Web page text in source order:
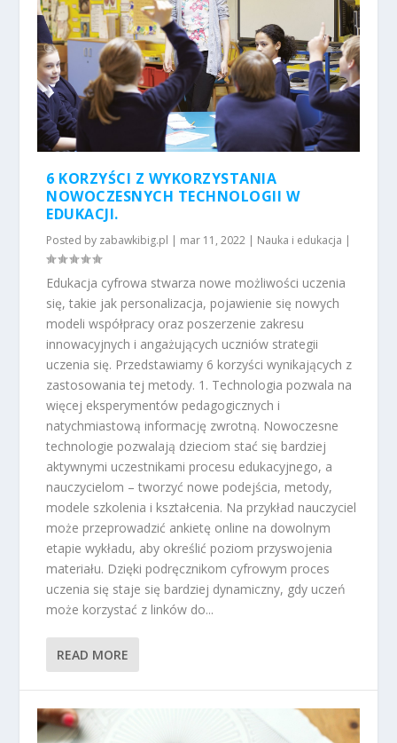
6 KORZYŚCI Z WYKORZYSTANIA
NOWOCZESNYCH TECHNOLOGII W
EDUKACJI.
Posted by zabawkibig.pl | mar 11, 2022 | Nauka i edukacja |
Edukacja cyfrowa stwarza nowe możliwości uczenia
się, takie jak personalizacja, pojawienie się nowych
modeli współpracy oraz poszerzenie zakresu
innowacyjnych i angażujących uczniów strategii
uczenia się. Przedstawiamy 6 korzyści wynikających z
zastosowania tej metody. 1. Technologia pozwala na
więcej eksperymentów pedagogicznych i
natychmiastową informację zwrotną. Nowoczesne
technologie pozwalają dzieciom stać się bardziej
aktywnymi uczestnikami procesu edukacyjnego, a
nauczycielom – tworzyć nowe podejścia, metody,
modele szkolenia i kształcenia. Na przykład nauczyciel
może przeprowadzić ankietę online na dowolnym
etapie wykładu, aby określić poziom przyswojenia
materiału. Dzięki podręcznikom cyfrowym proces
uczenia się staje się bardziej dynamiczny, gdy uczeń
może korzystać z linków do...
READ MORE